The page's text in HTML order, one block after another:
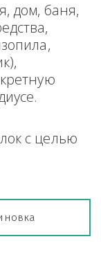
дом, баня,
с целью